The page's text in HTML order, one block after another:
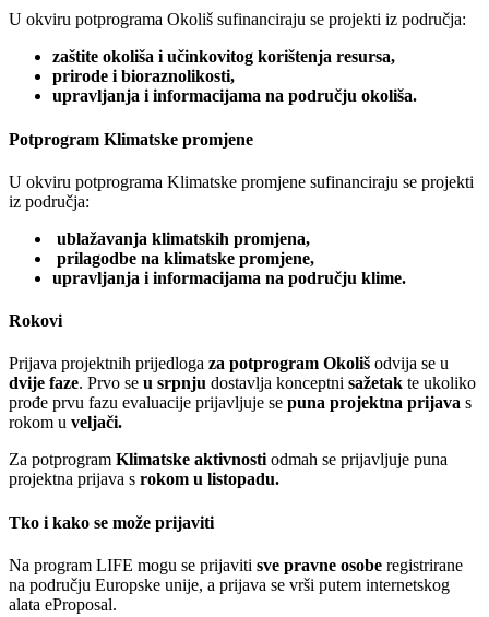
U okviru potprograma Okoliš sufinanciraju se projekti iz područja:
zaštite okoliša i učinkovitog korištenja resursa,
prirode i bioraznolikosti,
upravljanja i informacijama na području okoliša.
Potprogram Klimatske promjene
U okviru potprograma Klimatske promjene sufinanciraju se projekti
iz područja:
ublažavanja klimatskih promjena,
prilagodbe na klimatske promjene,
upravljanja i informacijama na području klime.
Rokovi
Prijava projektnih prijedloga za potprogram Okoliš odvija se u
dvije faze. Prvo se u srpnju dostavlja konceptni sažetak te ukoliko
prođe prvu fazu evaluacije prijavljuje se puna projektna prijava s
rokom u veljači.
Za potprogram Klimatske aktivnostiodmah se prijavljuje puna
projektna prijava s rokom u listopadu.
Tko i kako se može prijaviti
Na program LIFE mogu se prijaviti sve pravne osobe registrirane
na području Europske unije, a prijava se vrši putem internetskog
alata eProposal.